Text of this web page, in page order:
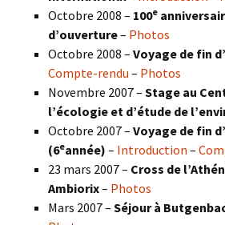
Octobre 2008 – 100e
d’ouverture– Photos
Octobre 2008 – Voyage de fin
Compte-rendu – Photos
Novembre 2007 – Stage au
l’écologie et d’étude de
Octobre 2007 – Voyage de fin
(6eannée) – Introduction –
23 mars 2007 – Cross de
Ambiorix– Photos
Mars 2007 – Séjour à